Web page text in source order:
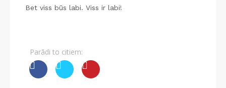
Bet viss būs labi. Viss ir labi!
Parādi to citiem: